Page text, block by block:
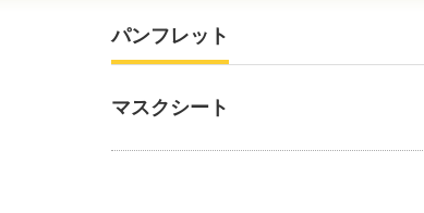
パンフレット
マスクシート